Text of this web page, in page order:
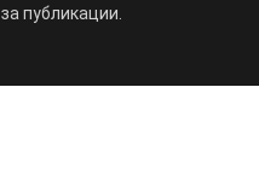
публикации.